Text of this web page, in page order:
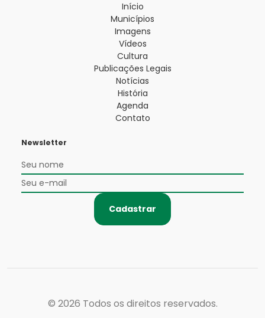
Início
Municípios
Imagens
Vídeos
Cultura
Publicações Legais
Notícias
História
Agenda
Contato
Newsletter
Cadastrar
© 2026 Todos os direitos reservados.